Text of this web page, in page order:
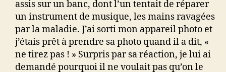
assis sur un banc, dont l’un tentait de réparer
un instrument de musique, les mains ravagées
par la maladie. J’ai sorti mon appareil photo et
j’étais prêt à prendre sa photo quand il a dit, «
ne tirez pas ! » Surpris par sa réaction, je lui ai
demandé pourquoi il ne voulait pas qu’on le